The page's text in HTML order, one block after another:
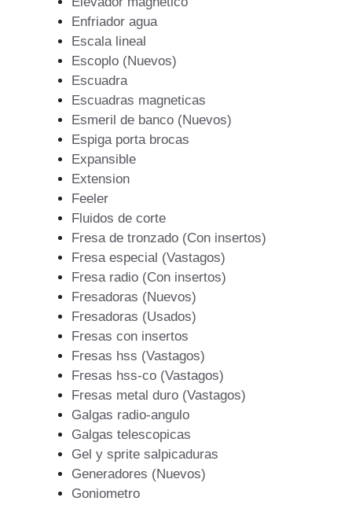
Enfriador agua
Escala lineal
Escoplo (Nuevos)
Escuadra
Escuadras magneticas
Esmeril de banco (Nuevos)
Espiga porta brocas
Expansible
Extension
Feeler
Fluidos de corte
Fresa de tronzado (Con insertos)
Fresa especial (Vastagos)
Fresa radio (Con insertos)
Fresadoras (Nuevos)
Fresadoras (Usados)
Fresas con insertos
Fresas hss (Vastagos)
Fresas hss-co (Vastagos)
Fresas metal duro (Vastagos)
Galgas radio-angulo
Galgas telescopicas
Gel y sprite salpicaduras
Generadores (Nuevos)
Goniometro